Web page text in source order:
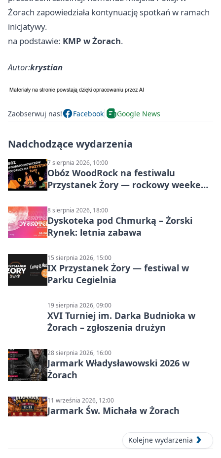
Żorach zapowiedziała kontynuację spotkań w ramach
inicjatywy.
na podstawie: KMP w Żorach.
Autor:krystian
Zaobserwuj nas! Facebook Google News
Nadchodzące wydarzenia
7 sierpnia 2026, 10:00
Obóz WoodRock na festiwalu
Przystanek Żory — rockowy weekend
8 sierpnia 2026, 18:00
Dyskoteka pod Chmurką – Żorski
Rynek: letnia zabawa
15 sierpnia 2026, 15:00
IX Przystanek Żory — festiwal w
Parku Cegielnia
19 sierpnia 2026, 09:00
XVI Turniej im. Darka Budnioka w
Żorach – zgłoszenia drużyn
28 sierpnia 2026, 16:00
Jarmark Władysławowski 2026 w
Żorach
11 września 2026, 12:00
Jarmark Św. Michała w Żorach
Kolejne wydarzenia